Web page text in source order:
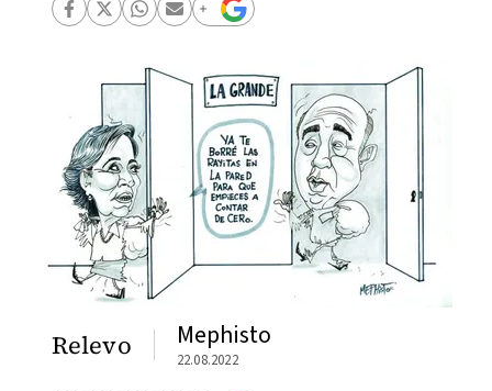
Relevo Mephisto
22.08.2022